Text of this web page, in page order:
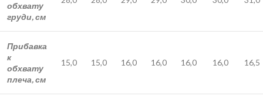
обхвату
груди, см
Прибавка
к
обхвату
плеча, см
15,0 15,0 16,0 16,0 16,0 16,0 16,5